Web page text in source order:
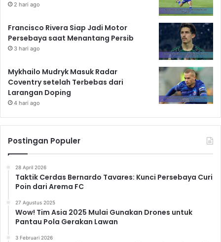
2 hari ago
Francisco Rivera Siap Jadi Motor
Persebaya saat Menantang Persib
3 hari ago
Mykhailo Mudryk Masuk Radar
Coventry setelah Terbebas dari
Larangan Doping
4 hari ago
Postingan Populer
28 April 2026
Taktik Cerdas Bernardo Tavares: Kunci Persebaya Curi
Poin dari Arema FC
27 Agustus 2025
Wow! Tim Asia 2025 Mulai Gunakan Drones untuk
Pantau Pola Gerakan Lawan
3 Februari 2026